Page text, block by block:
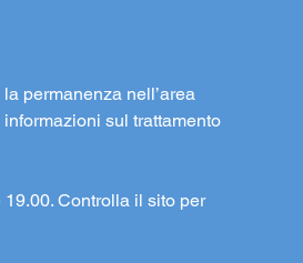
permanenza nell’area
sul trattamento
Controlla il sito per